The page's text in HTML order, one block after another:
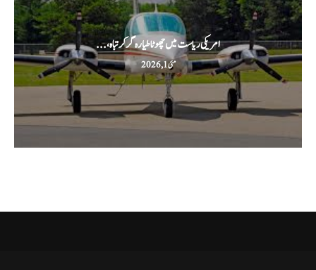
امریکی ریاست میں چھوٹا طیارہ گر کر تباہ،...
مئی 1, 2026